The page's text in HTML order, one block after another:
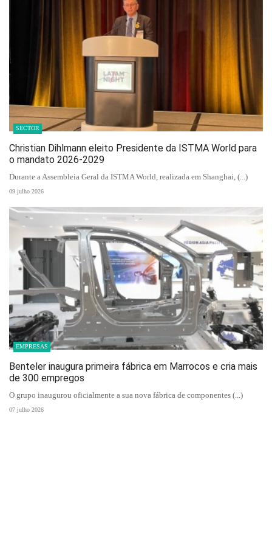
SECTOR
Christian Dihlmann eleito Presidente da ISTMA World para
o mandato 2026-2029
Durante a Assembleia Geral da ISTMA World, realizada em Shanghai, (...)
09 julho 2026
EMPRESAS
Benteler inaugura primeira fábrica em Marrocos e cria mais
de 300 empregos
O grupo inaugurou oficialmente a sua nova fábrica de componentes (...)
07 julho 2026